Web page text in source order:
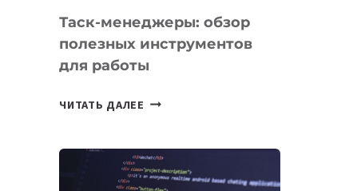
Таск-менеджеры: обзор
полезных инструментов
для работы
ЧИТАТЬ ДАЛЕЕ ТАСК-
ПОЛЕЗНЫХ
ИНСТРУМЕНТОВ